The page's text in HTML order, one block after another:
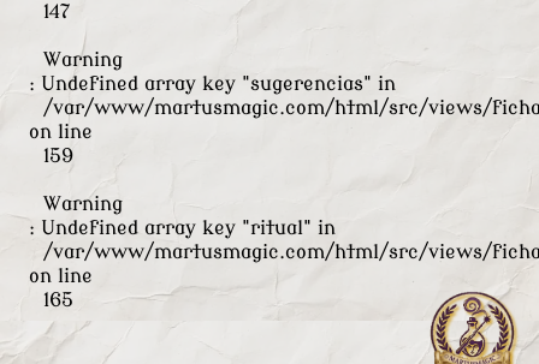
147
Warning
: Undefined array key "sugerencias" in
/var/www/martusmagic.com/html/src/views/
on line
159
Warning
: Undefined array key "ritual" in
/var/www/martusmagic.com/html/src/views/
on line
165